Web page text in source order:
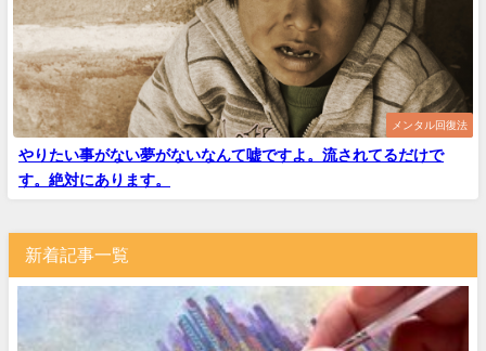
メンタル回復法
やりたい事がない夢がないなんて嘘ですよ。流されてるだけで
す。絶対にあります。
新着記事一覧